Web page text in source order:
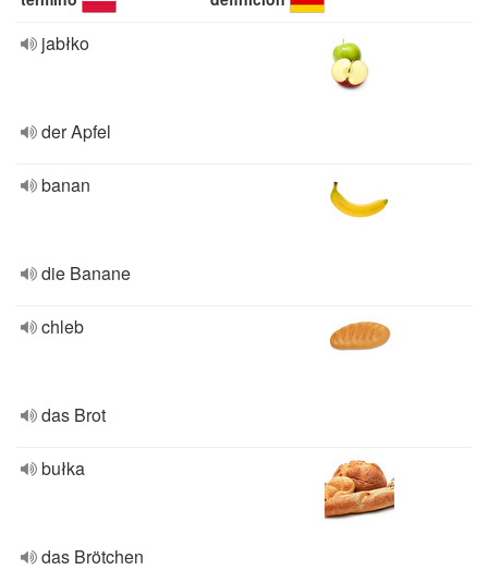
jabłko
der Apfel
banan
die Banane
chleb
das Brot
bułka
das Brötchen